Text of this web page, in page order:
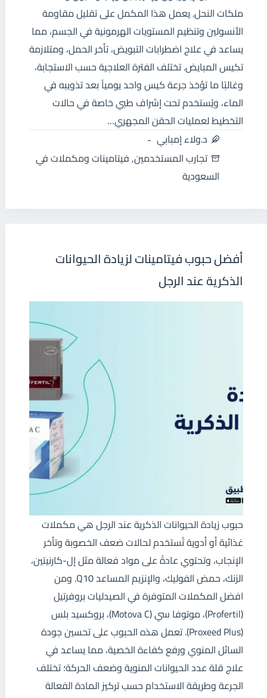
ملكات النحل. يعمل هذا المكمل على تقليل مقاومة
الأنسولين وتنظيم المستويات الهرمونية في الجسم، مما
يساعد في علاج اضطرابات التبويض، تأخر الحمل، ومتلازمة
تكيس المبايض. تختلف الفترة العلاجية حسب الاستجابة،
وغالبًا ما تؤخذ جرعة كيس واحد يومياً بعد تذويبه في
الماء، ويُستخدم تحت إشراف طبي خاصة في حالات
التخطيط لعمليات الحقن المجهري…
د.ولاء إمبابي
تجارب المستخدمين,فيتامينات ومكملات في
السعودية
أفضل حبوب فيتامينات لزيادة الحيوانات
الذكرية عند الرجل
حبوب زيادة الحيوانات الذكرية عند الرجل هي مكملات
غذائية أو أدوية تُستخدم لحالات ضعف الخصوبة وتأخر
الإنجاب، وتحتوي عادةً على مواد فعالة مثل إل-كارنيتين،
الزنك، حمض الفوليك، والإنزيم المساعد Q10. ومن
افضل المكملات المتوفرة في الصيدليات بروفرتيل
(Profertil)، موتوفا سي (Motova C)، بروكسيد بلس
(Proxeed Plus). تعمل هذه الحبوب على تحسين جودة
السائل المنوي ورفع كفاءة الخصية، مما يساعد في
علاج قلة عدد الحيوانات المنوية وضعف الحركة؛ تختلف
الجرعة وطريقة الاستخدام حسب تركيز المادة الفعالة